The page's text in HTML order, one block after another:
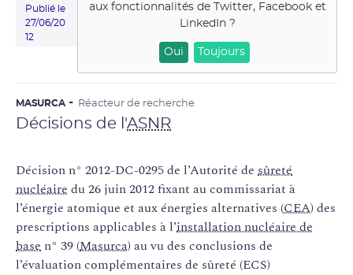
Publié le
27/06/20
12
aux fonctionnalités de Twitter, Facebook et
LinkedIn?
Oui Toujours
MASURCA Réacteur de recherche
Décisions de l'ASNR
Décision n° 2012-DC-0295 de l’Autorité de sûreté
nucléaire du 26 juin 2012 fixant au commissariat à
l’énergie atomique et aux énergies alternatives (CEA) des
prescriptions applicables à l’installation nucléaire de
base n° 39 (Masurca) au vu des conclusions de
l’évaluation complémentaires de sûreté (ECS)